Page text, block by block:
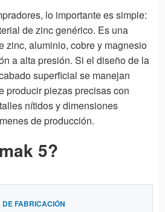
lo importante es simple:
de zinc genérico. Es una
zinc, aluminio, cobre y magnesio
a alta presión. Si el diseño de la
superficial se manejan
producir piezas precisas con
nítidos y dimensiones
de producción.
5?
FABRICACIÓN